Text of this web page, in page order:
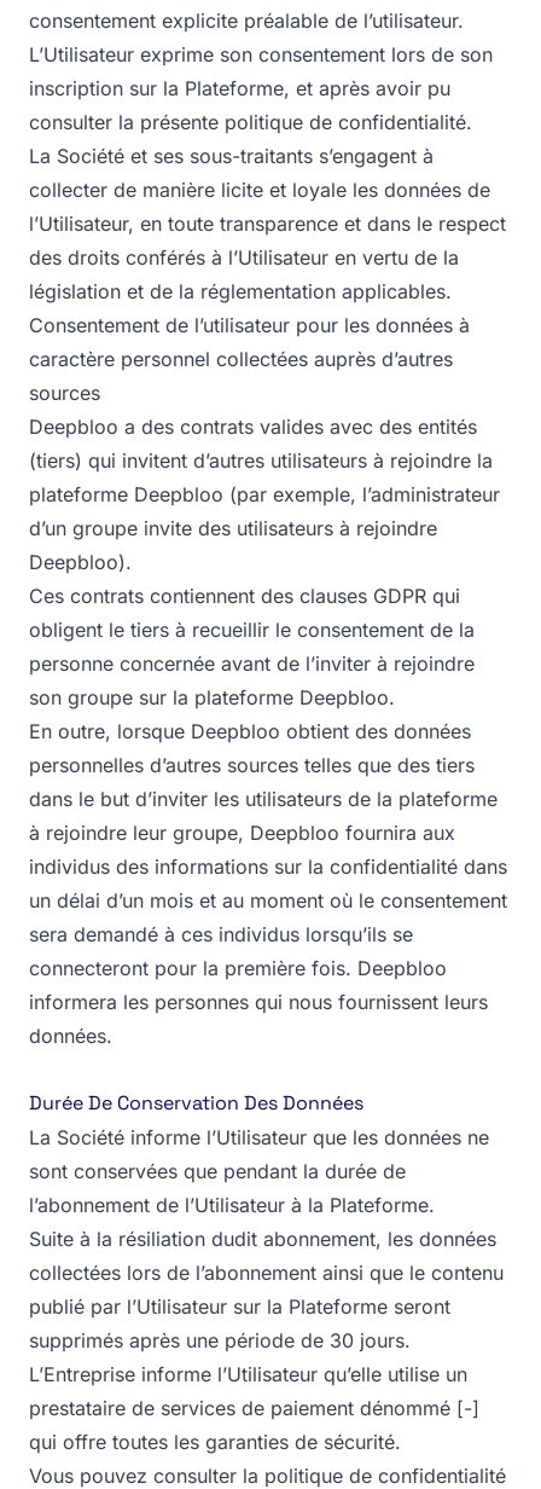
consentement explicite préalable de l’utilisateur.
L’Utilisateur exprime son consentement lors de son
inscription sur la Plateforme, et après avoir pu
consulter la présente politique de confidentialité.
La Société et ses sous-traitants s’engagent à
collecter de manière licite et loyale les données de
l’Utilisateur, en toute transparence et dans le respect
des droits conférés à l’Utilisateur en vertu de la
législation et de la réglementation applicables.
Consentement de l’utilisateur pour les données à
caractère personnel collectées auprès d’autres
sources
Deepbloo a des contrats valides avec des entités
(tiers) qui invitent d’autres utilisateurs à rejoindre la
plateforme Deepbloo (par exemple, l’administrateur
d’un groupe invite des utilisateurs à rejoindre
Deepbloo).
Ces contrats contiennent des clauses GDPR qui
obligent le tiers à recueillir le consentement de la
personne concernée avant de l’inviter à rejoindre
son groupe sur la plateforme Deepbloo.
En outre, lorsque Deepbloo obtient des données
personnelles d’autres sources telles que des tiers
dans le but d’inviter les utilisateurs de la plateforme
à rejoindre leur groupe, Deepbloo fournira aux
individus des informations sur la confidentialité dans
un délai d’un mois et au moment où le consentement
sera demandé à ces individus lorsqu’ils se
connecteront pour la première fois. Deepbloo
informera les personnes qui nous fournissent leurs
données.
Durée De Conservation Des Données
La Société informe l’Utilisateur que les données ne
sont conservées que pendant la durée de
l’abonnement de l’Utilisateur à la Plateforme.
Suite à la résiliation dudit abonnement, les données
collectées lors de l’abonnement ainsi que le contenu
publié par l’Utilisateur sur la Plateforme seront
supprimés après une période de 30 jours.
L’Entreprise informe l’Utilisateur qu’elle utilise un
prestataire de services de paiement dénommé [-]
qui offre toutes les garanties de sécurité.
Vous pouvez consulter la politique de confidentialité